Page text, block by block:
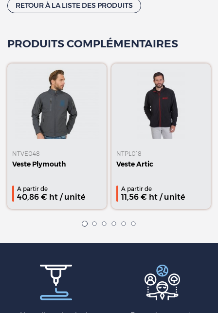
RETOUR À LA LISTE DES PRODUITS
PRODUITS COMPLÉMENTAIRES
NTVE048
Veste Plymouth
A partir de
40,86 € ht / unité
NTPL018
Veste Artic
A partir de
11,56 € ht / unité